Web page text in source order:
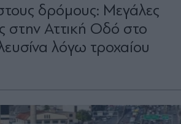
δρόμους: Mεγάλες
στην Αττική Οδό στο
λόγω τροχαίου